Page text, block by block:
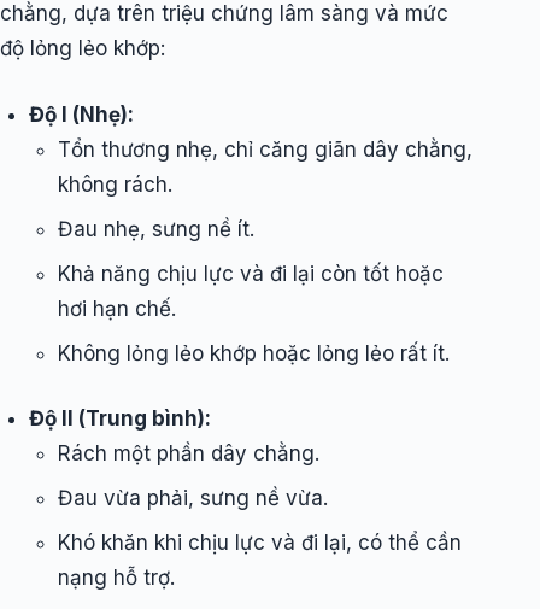
chằng, dựa trên triệu chứng lâm sàng và mức
độ lỏng lẻo khớp:
Độ I (Nhẹ):
Tổn thương nhẹ, chỉ căng giãn dây chằng,
không rách.
Đau nhẹ, sưng nề ít.
Khả năng chịu lực và đi lại còn tốt hoặc
hơi hạn chế.
Không lỏng lẻo khớp hoặc lỏng lẻo rất ít.
Độ II (Trung bình):
Rách một phần dây chằng.
Đau vừa phải, sưng nề vừa.
Khó khăn khi chịu lực và đi lại, có thể cần
nạng hỗ trợ.